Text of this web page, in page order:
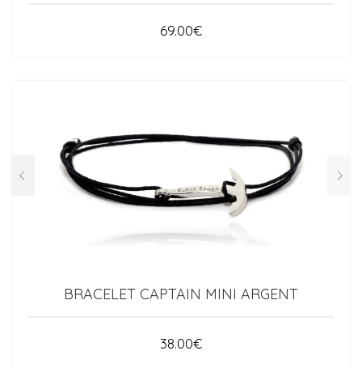
69.00€
BRACELET CAPTAIN MINI ARGENT
38.00€